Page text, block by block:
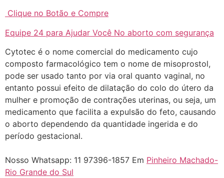
Clique no Botão e Compre
Equipe 24 para Ajudar Você No aborto com segurança
Cytotec é o nome comercial do medicamento cujo
composto farmacológico tem o nome de misoprostol,
pode ser usado tanto por via oral quanto vaginal, no
entanto possui efeito de dilatação do colo do útero da
mulher e promoção de contrações uterinas, ou seja, um
medicamento que facilita a expulsão do feto, causando
o aborto dependendo da quantidade ingerida e do
período gestacional.
Nosso Whatsapp: 11 97396-1857 Em Pinheiro Machado-
Rio Grande do Sul
... (1998989**** em
http://www.proaborto.com)
"só de ter dúvida já é uma